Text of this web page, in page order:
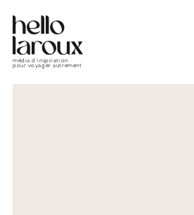
média d’inspiration
pour voyager autrement